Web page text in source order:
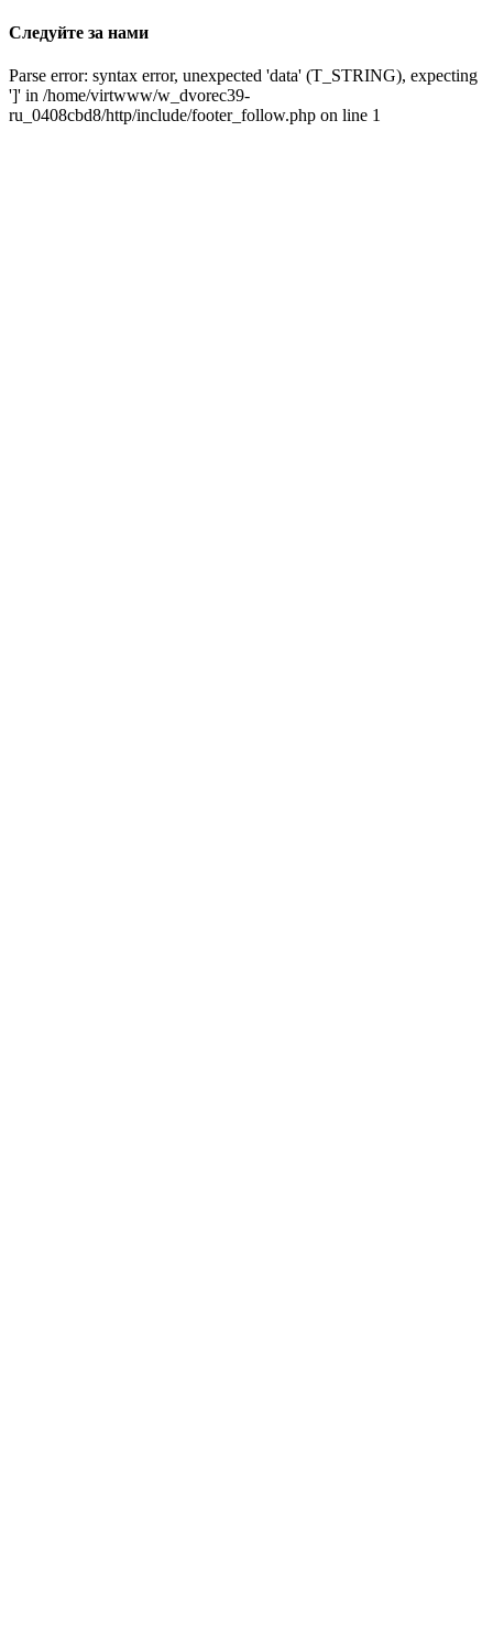
Следуйте за нами
Parse error: syntax error, unexpected 'data' (T_STRING), expecting
']' in /home/virtwww/w_dvorec39-
ru_0408cbd8/http/include/footer_follow.php on line 1